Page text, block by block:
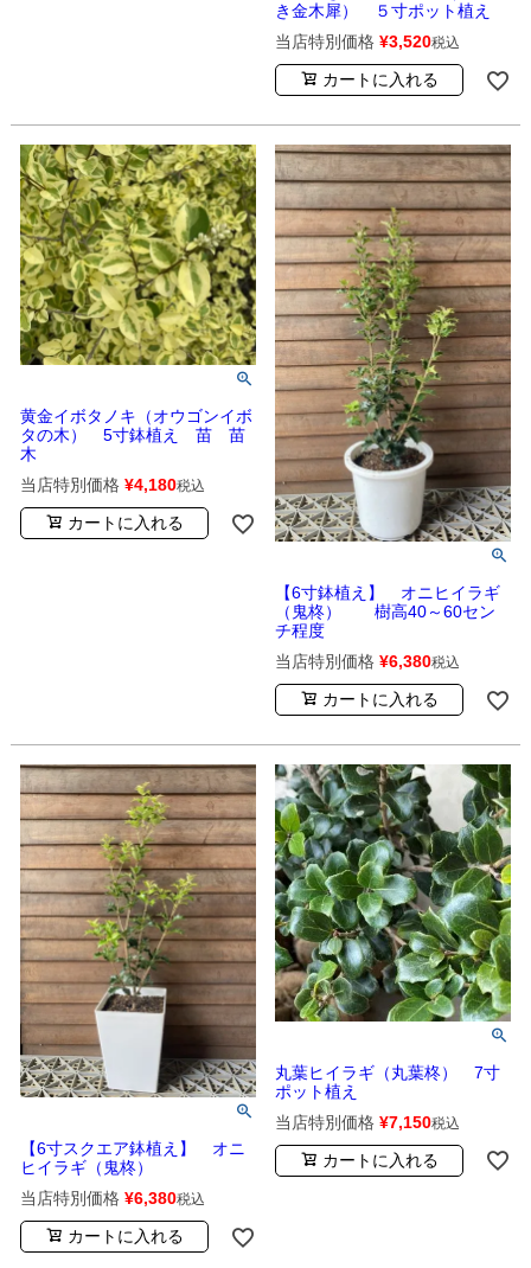
き金木犀） ５寸ポット植え
当店特別価格 ¥3,520税込
カートに入れる
黄金イボタノキ（オウゴンイボ
タの木） 5寸鉢植え 苗 苗
木
当店特別価格 ¥4,180税込
カートに入れる
【6寸鉢植え】 オニヒイラギ
（鬼柊） 樹高40～60セン
チ程度
当店特別価格 ¥6,380税込
カートに入れる
【6寸スクエア鉢植え】 オニ
ヒイラギ（鬼柊）
当店特別価格 ¥6,380税込
カートに入れる
丸葉ヒイラギ（丸葉柊） 7寸
ポット植え
当店特別価格 ¥7,150税込
カートに入れる